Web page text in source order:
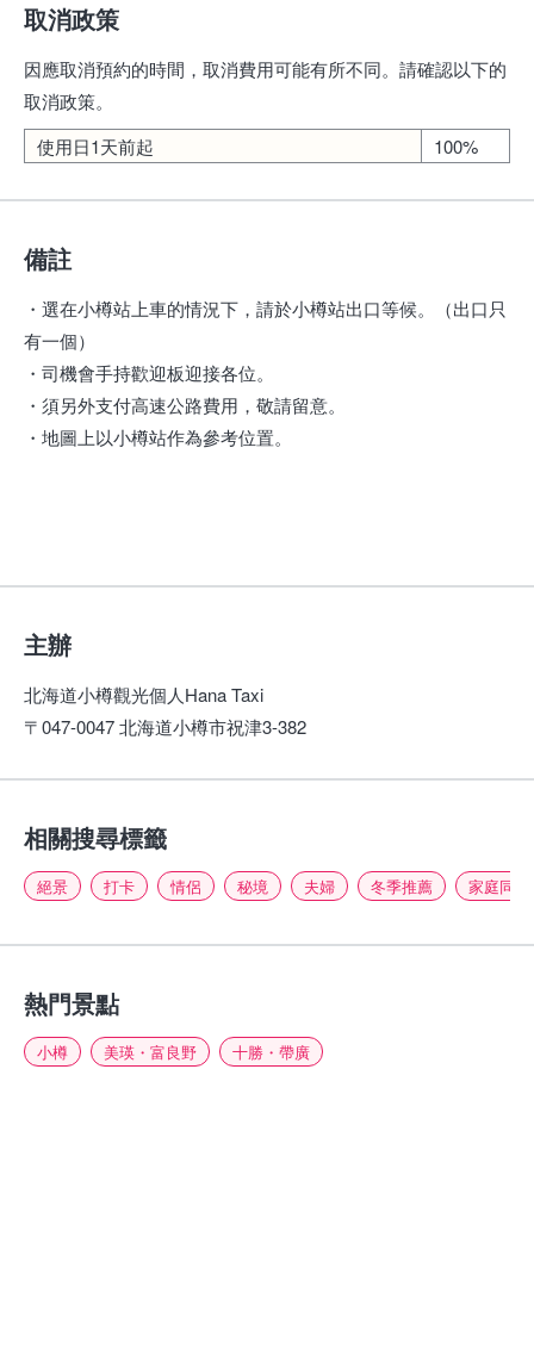
取消政策
因應取消預約的時間，取消費用可能有所不同。請確認以下的
取消政策。
使用日1天前起
100%
備註
・選在小樽站上車的情況下，請於小樽站出口等候。（出口只
有一個）
・司機會手持歡迎板迎接各位。
・須另外支付高速公路費用，敬請留意。
・地圖上以小樽站作為參考位置。
主辦
北海道小樽觀光個人Hana Taxi
〒047-0047 北海道小樽市祝津3-382
相關搜尋標籤
絕景 打卡 情侶 秘境 夫婦 冬季推薦 家庭同行
熱門景點
小樽 美瑛・富良野 十勝・帶廣